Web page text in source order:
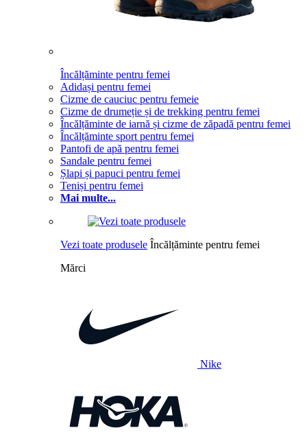
Încălțăminte pentru femei
Adidași pentru femei
Cizme de cauciuc pentru femeie
Cizme de drumeție și de trekking pentru femei
Încălțăminte de iarnă și cizme de zăpadă pentru femei
Încălțăminte sport pentru femei
Pantofi de apă pentru femei
Sandale pentru femei
Șlapi și papuci pentru femei
Teniși pentru femei
Mai multe...
Vezi toate produsele Încălțăminte pentru femei
Mărci
Nike